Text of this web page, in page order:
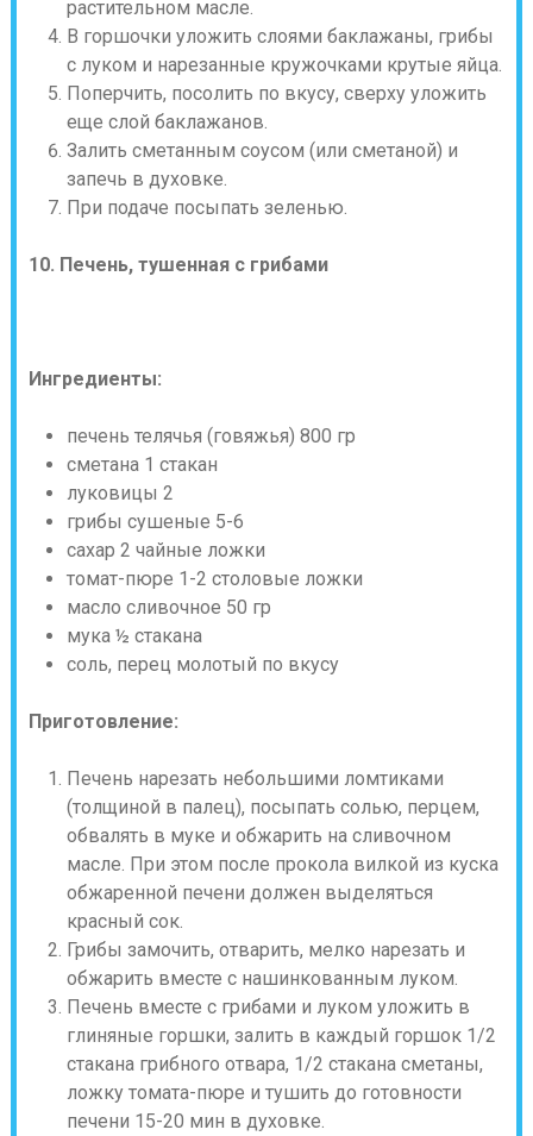
растительном масле.
В горшочки уложить слоями баклажаны, грибы
с луком и нарезанные кружочками крутые яйца.
Поперчить, посолить по вкусу, сверху уложить
еще слой баклажанов.
Залить сметанным соусом (или сметаной) и
запечь в духовке.
При подаче посыпать зеленью.
10. Печень, тушенная с грибами
Ингредиенты:
печень телячья (говяжья) 800 гр
сметана 1 стакан
луковицы 2
грибы сушеные 5-6
сахар 2 чайные ложки
томат-пюре 1-2 столовые ложки
масло сливочное 50 гр
мука ½ стакана
соль, перец молотый по вкусу
Приготовление:
Печень нарезать небольшими ломтиками
(толщиной в палец), посыпать солью, перцем,
обвалять в муке и обжарить на сливочном
масле. При этом после прокола вилкой из куска
обжаренной печени должен выделяться
красный сок.
Грибы замочить, отварить, мелко нарезать и
обжарить вместе с нашинкованным луком.
Печень вместе с грибами и луком уложить в
глиняные горшки, залить в каждый горшок 1/2
стакана грибного отвара, 1/2 стакана сметаны,
ложку томата-пюре и тушить до готовности
печени 15-20 мин в духовке.